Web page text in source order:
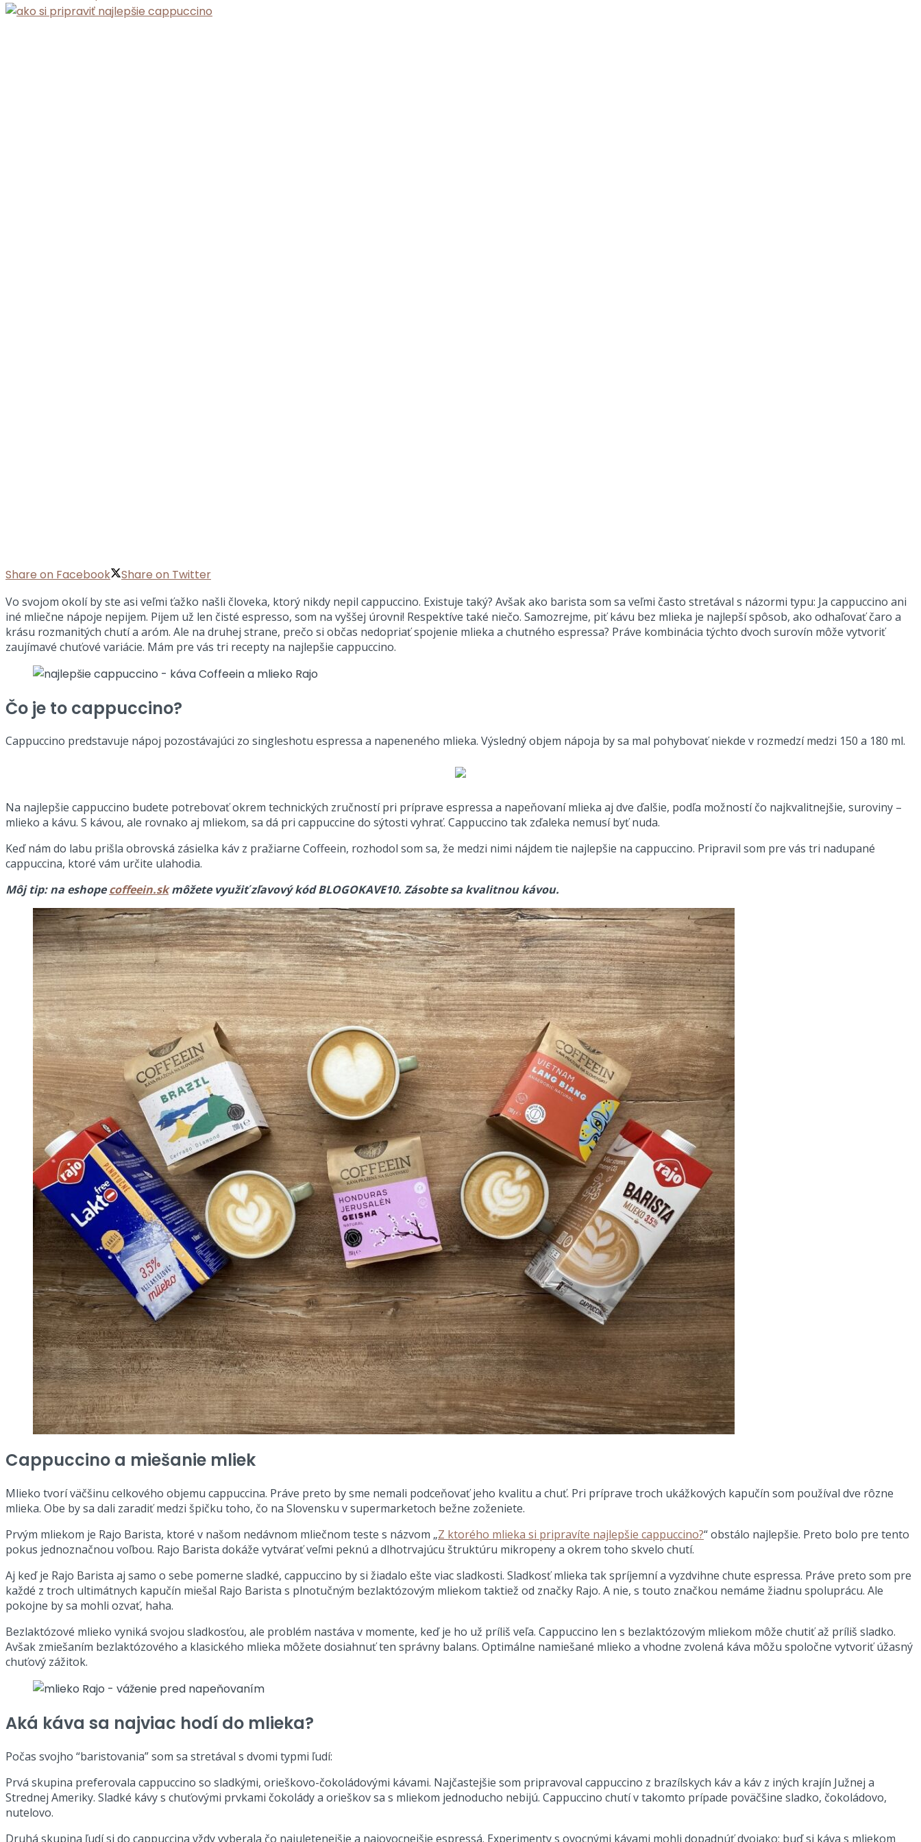
Share on Facebook Share on Twitter
Vo svojom okolí by ste asi veľmi ťažko našli človeka, ktorý nikdy nepil cappuccino. Existuje taký? Avšak ako barista som sa veľmi často stretával s názormi typu: Ja cappuccino ani
iné mliečne nápoje nepijem. Pijem už len čisté espresso, som na vyššej úrovni! Respektíve také niečo. Samozrejme, piť kávu bez mlieka je najlepší spôsob, ako odhaľovať čaro a
krásu rozmanitých chutí a aróm. Ale na druhej strane, prečo si občas nedopriať spojenie mlieka a chutného espressa? Práve kombinácia týchto dvoch surovín môže vytvoriť
zaujímavé chuťové variácie. Mám pre vás tri recepty na najlepšie cappuccino.
Čo je to cappuccino?
Cappuccino predstavuje nápoj pozostávajúci zo singleshotu espressa a napeneného mlieka. Výsledný objem nápoja by sa mal pohybovať niekde v rozmedzí medzi 150 a 180 ml.
Na najlepšie cappuccino budete potrebovať okrem technických zručností pri príprave espressa a napeňovaní mlieka aj dve ďalšie, podľa možností čo najkvalitnejšie, suroviny –
mlieko a kávu. S kávou, ale rovnako aj mliekom, sa dá pri cappuccine do sýtosti vyhrať. Cappuccino tak zďaleka nemusí byť nuda.
Keď nám do labu prišla obrovská zásielka káv z pražiarne Coffeein, rozhodol som sa, že medzi nimi nájdem tie najlepšie na cappuccino. Pripravil som pre vás tri nadupané
cappuccina, ktoré vám určite ulahodia.
Môj tip: na eshopecoffeein.skmôžete využiť zľavový kód BLOGOKAVE10. Zásobte sa kvalitnou kávou.
Cappuccino a miešanie mliek
Mlieko tvorí väčšinu celkového objemu cappuccina. Práve preto by sme nemali podceňovať jeho kvalitu a chuť. Pri príprave troch ukážkových kapučín som používal dve rôzne
mlieka. Obe by sa dali zaradiť medzi špičku toho, čo na Slovensku v supermarketoch bežne zoženiete.
Prvým mliekom je Rajo Barista, ktoré v našom nedávnom mliečnom teste s názvom „Z ktorého mlieka si pripravíte najlepšie cappuccino?“ obstálo najlepšie. Preto bolo pre tento
pokus jednoznačnou voľbou. Rajo Barista dokáže vytvárať veľmi peknú a dlhotrvajúcu štruktúru mikropeny a okrem toho skvelo chutí.
Aj keď je Rajo Barista aj samo o sebe pomerne sladké, cappuccino by si žiadalo ešte viac sladkosti. Sladkosť mlieka tak spríjemní a vyzdvihne chute espressa. Práve preto som pre
každé z troch ultimátnych kapučín miešal Rajo Barista s plnotučným bezlaktózovým mliekom taktiež od značky Rajo. A nie, s touto značkou nemáme žiadnu spoluprácu. Ale
pokojne by sa mohli ozvať, haha.
Bezlaktózové mlieko vyniká svojou sladkosťou, ale problém nastáva v momente, keď je ho už príliš veľa. Cappuccino len s bezlaktózovým mliekom môže chutiť až príliš sladko.
Avšak zmiešaním bezlaktózového a klasického mlieka môžete dosiahnuť ten správny balans. Optimálne namiešané mlieko a vhodne zvolená káva môžu spoločne vytvoriť úžasný
chuťový zážitok.
Aká káva sa najviac hodí do mlieka?
Počas svojho “baristovania” som sa stretával s dvomi typmi ľudí:
Prvá skupina preferovala cappuccino so sladkými, orieškovo-čokoládovými kávami. Najčastejšie som pripravoval cappuccino z brazílskych káv a káv z iných krajín Južnej a
Strednej Ameriky. Sladké kávy s chuťovými prvkami čokolády a orieškov sa s mliekom jednoducho nebijú. Cappuccino chutí v takomto prípade poväčšine sladko, čokoládovo,
nutelovo.
Druhá skupina ľudí si do cappuccina vždy vyberala čo najuletenejšie a najovocnejšie espressá. Experimenty s ovocnými kávami mohli dopadnúť dvojako: buď si káva s mliekom